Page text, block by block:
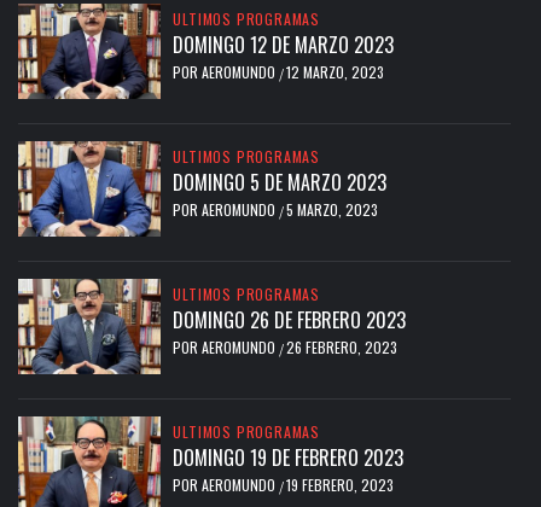
ULTIMOS PROGRAMAS
DOMINGO 12 DE MARZO 2023
POR AEROMUNDO /12 MARZO, 2023
ULTIMOS PROGRAMAS
DOMINGO 5 DE MARZO 2023
POR AEROMUNDO /5 MARZO, 2023
ULTIMOS PROGRAMAS
DOMINGO 26 DE FEBRERO 2023
POR AEROMUNDO /26 FEBRERO, 2023
ULTIMOS PROGRAMAS
DOMINGO 19 DE FEBRERO 2023
POR AEROMUNDO /19 FEBRERO, 2023